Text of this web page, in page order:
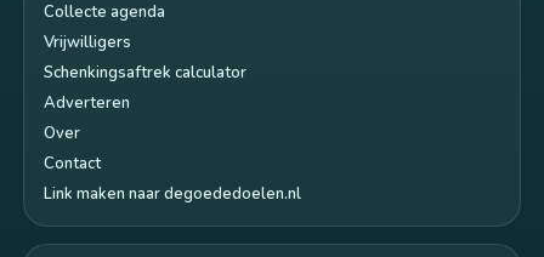
Collecte agenda
Vrijwilligers
Schenkingsaftrek calculator
Adverteren
Over
Contact
Link maken naar degoededoelen.nl